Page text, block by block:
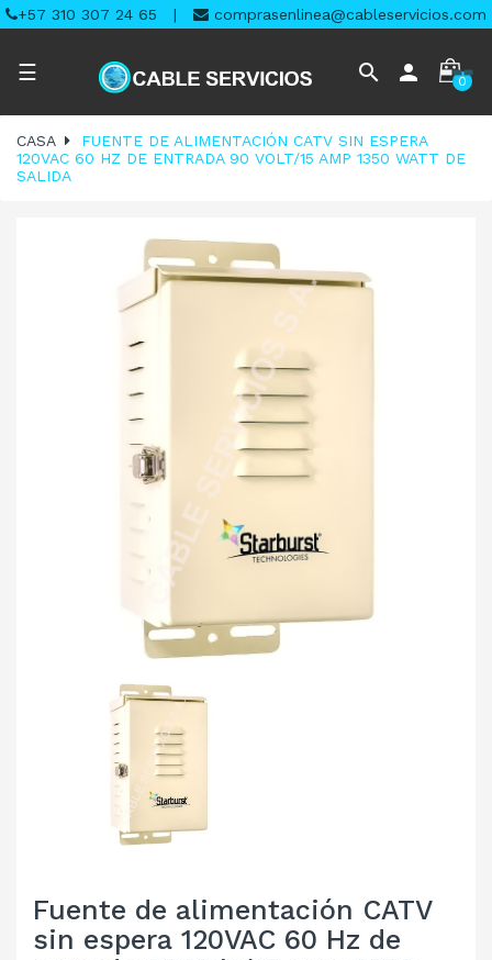
+57 310 307 24 65 | comprasenlinea@cableservicios.com
Navegación
palanca
☰ search person 0
CASA
FUENTE DE ALIMENTACIÓN CATV SIN ESPERA
120VAC 60 HZ DE ENTRADA 90 VOLT/15 AMP 1350 WATT DE
SALIDA
Fuente de alimentación CATV
sin espera 120VAC 60 Hz de